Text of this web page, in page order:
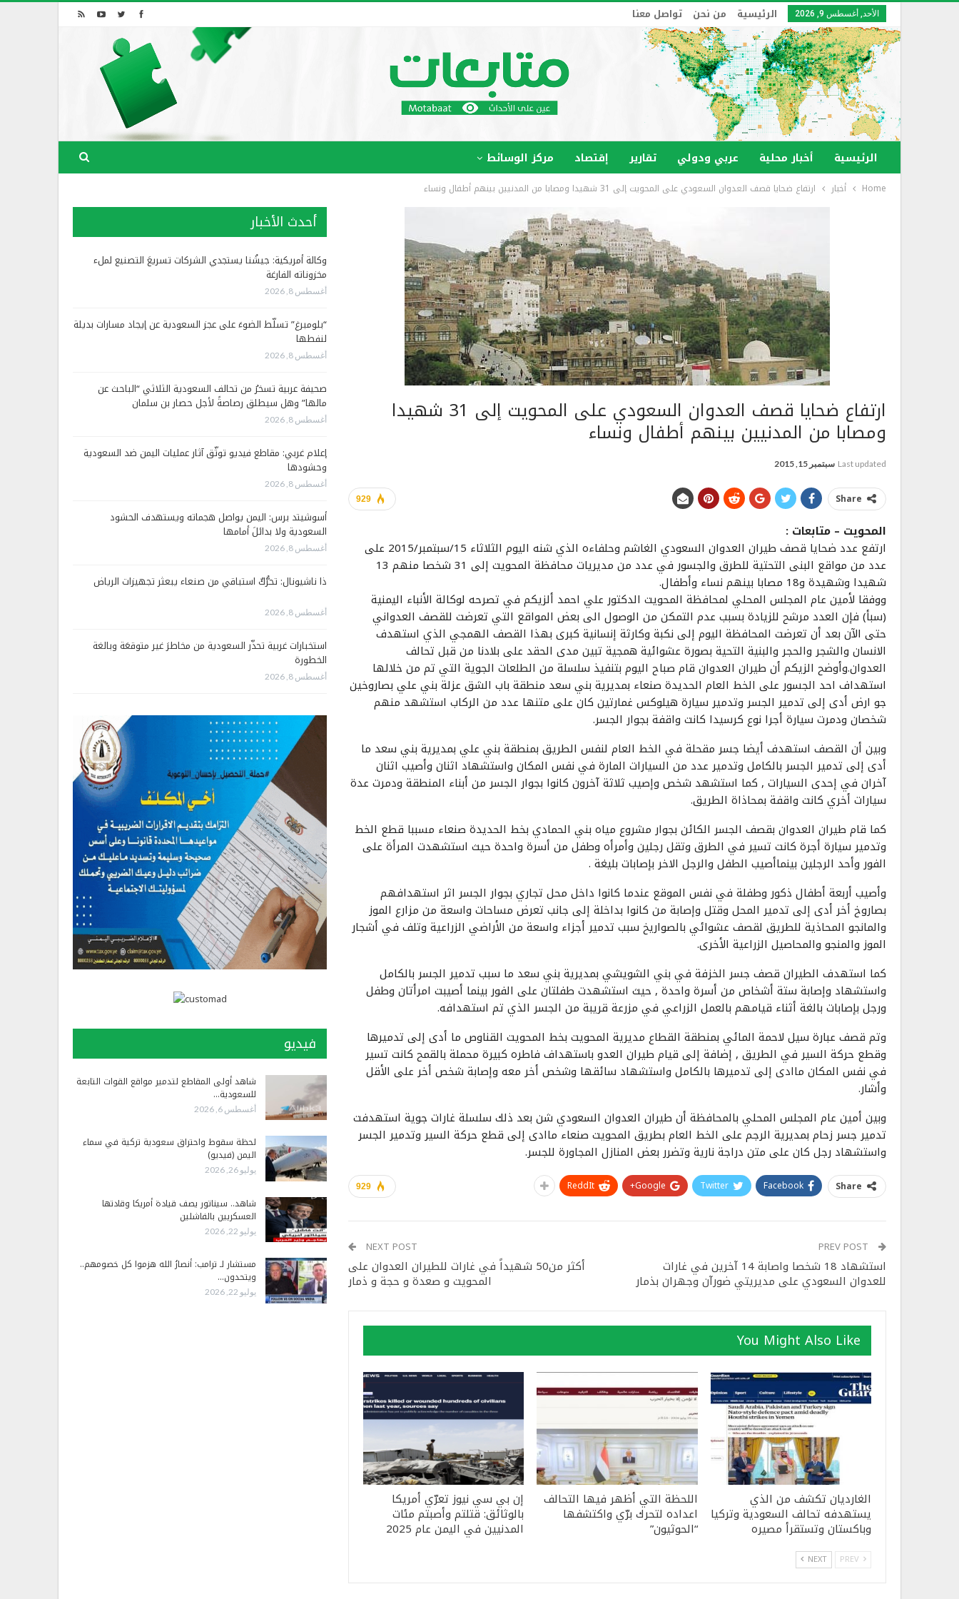
الأحد, أغسطس 9, 2026 الرئيسية من نحن تواصل معنا
الرئيسية أخبار محلية عربي ودولي تقارير إقتصاد مركز الوسائط
Home أخبار ارتفاع ضحايا قصف العدوان السعودي على المحويت إلى 31 شهيدا ومصابا من المدنيين بينهم أطفال ونساء
ارتفاع ضحايا قصف العدوان السعودي على المحويت إلى 31 شهيدا
ومصابا من المدنيين بينهم أطفال ونساء
Last updated سبتمبر 15, 2015
929 Share
المحويت – متابعات :
ارتفع عدد ضحايا قصف طيران العدوان السعودي الغاشم وحلفاءه الذي شنه اليوم الثلاثاء 15/سبتمبر/2015 على
عدد من مواقع البنى التحتية للطرق والجسور في عدد من مديريات محافظة المحويت إلى 31 شخصا منهم 13
شهيدا وشهيدة و18 مصابا بينهم نساء وأطفال.
ووفقا لأمين عام المجلس المحلي لمحافظة المحويت الدكتور علي احمد ألزيكم في تصرحه لوكالة الأنباء اليمنية
(سبأ) فإن العدد مرشح للزيادة بسبب عدم التمكن من الوصول الى بعض المواقع التي تعرضت للقصف العدواني
حتى الآن بعد أن تعرضت المحافظة اليوم إلى نكبة وكارثة إنسانية كبرى بهذا القصف الهمجي الذي استهدف
الانسان والشجر والحجر والبنية التحية بصورة عشوائية همجية تبين مدى الحقد على بلادنا من قبل تحالف
العدوان.وأوضح الزيكم أن طيران العدوان قام صباح اليوم بتنفيذ سلسلة من الطلعات الجوية التي تم من خلالها
استهداف احد الجسور على الخط العام الحديدة صنعاء بمديرية بني سعد منطقة باب الشق عزلة بني علي بصاروخين
جو ارض أدى إلى تدمير الجسر وتدمير سيارة هيلوكس غمارتين كان على متنها عدد من الركاب استشهد منهم
شخصان ودمرت سيارة أجرا نوع كرسيدا كانت واقفة بجوار الجسر.
وبين أن القصف استهدف أيضا جسر مقحلة في الخط العام لنفس الطريق بمنطقة بني علي بمديرية بني سعد ما
أدى إلى تدمير الجسر بالكامل وتدمير عدد من السيارات المارة في نفس المكان واستشهاد اثنان وأصيب اثنان
آخران في إحدى السيارات , كما استشهد شخص وإصيب ثلاثة آخرون كانوا بجوار الجسر من أبناء المنطقة ودمرت عدة
سيارات أخري كانت واقفة بمحاذاة الطريق.
كما قام طيران العدوان بقصف الجسر الكائن بجوار مشروع مياه بني الحمادي بخط الحديدة صنعاء مسببا قطع الخط
وتدمير سيارة أجرة كانت تسير في الطرق وتقل رجلين وأمرأه وطفل من أسرة واحدة حيث استشهدت المرأة على
الفور وأحد الرجلين بينماأصيب الطفل والرجل الاخر بإصابات بليغة .
وأصيب أربعة أطفال ذكور وطفلة في نفس الموقع عندما كانوا داخل محل تجاري بجوار الجسر اثر استهدافهم
بصاروخ أخر أدى إلى تدمير المحل وقتل وإصابة من كانوا بداخلة إلى جانب تعرض مساحات واسعة من مزارع الموز
والمانجو المحاذية للطريق لقصف عشوائي بالصواريخ سبب تدمير أجزاء واسعة من الأراضي الزراعية وتلف في أشجار
الموز والمنجو والمحاصيل الزراعية الأخرى.
كما استهدف الطيران قصف جسر الخزفة في بني الشويشي بمديرية بني سعد ما سبب تدمير الجسر بالكامل
واستشهاد وإصابة ستة أشخاص من أسرة واحدة , حيث استشهدت طفلتان على الفور بينما أصيبت امرأتان وطفل
ورجل بإصابات بالغة أثناء قيامهم بالعمل الزراعي في مزرعة قريبة من الجسر الذي تم استهدافه.
وتم قصف عبارة سيل لاحمة المائي بمنطقة القطاع مديرية المحويت بخط المحويت القناوص ما أدى إلى تدميرها
وقطع حركة السير في الطريق , إضافة إلى قيام طيران العدو باستهداف فاطره كبيرة محملة بالقمح كانت تسير
في نفس المكان ماادى إلى تدميرها بالكامل واستشهاد سائقها وشخص أخر معه وإصابة شخص أخر على الأقل
وأشار.
وبين أمين عام المجلس المحلي بالمحافظة أن طيران العدوان السعودي شن بعد ذلك سلسلة غارات جوية استهدفت
تدمير جسر زحام بمديرية الرجم على الخط العام بطريق المحويت صنعاء ماادى إلى قطع حركة السير وتدمير الجسر
واستشهاد رجل كان على متن دراجة نارية وتضرر بعض المنازل المجاورة للجسر.
929 Share
Facebook
Twitter
Google+
ReddIt
استشهاد 18 شخصا واصابة 14 آخرين في غارات
للعدوان السعودي على مديريتي ضورآن وجهران بذمار
NEXT POST
أكثر من50 شهيداً في غارات للطيران العدوان على
المحويت و صعدة و حجة و ذمار
You Might Also Like
الغارديان تكشف من الذي
يستهدفه تحالف السعودية وتركيا
وباكستان وتستقرأ مصيره
اللحظة التي أظهر فيها التحالف
اعداده لتحرك برّي واكتشفها
“الحوثيون”
إن بي سي نيوز تعرّي أمريكا
بالوثائق: قتلتم وأصبتم مئات
المدنيين في اليمن عام 2025
NEXT
أحدث الأخبار
وكالة أمريكية: جيشُنا يستجدي الشركات تسريعَ التصنيع لملء
مخزوناته الفارغة
أغسطس 8, 2026
“بلومبرغ” تسلّط الضوءَ على عجز السعودية عن إيجاد مسارات بديلة
لنفطها
أغسطس 8, 2026
صحيفة عربية تسخرُ من تحالف السعودية الثلاثي “الباحث عن
مالها” وهل سيطلق رصاصةً لأجل حصار بن سلمان
أغسطس 8, 2026
إعلام غربي: مقاطع فيديو توثّق آثار عمليات اليمن ضد السعودية
وحشودها
أغسطس 8, 2026
أسوشيتد برس: اليمن يواصل هجماته ويستهدف الحشود
السعودية ولا بدائلَ أمامها
أغسطس 8, 2026
ذا ناشيونال: تحرُّكٌ استباقي من صنعاء يبعثر تجهيزات الرياض
أغسطس 8, 2026
استخبارات غربية تحذّر السعودية من مخاطرَ غير متوقعَة وبالغة
الخطورة
أغسطس 8, 2026
فيديو
شاهد أولى المقاطع لتدمير مواقع القوات التابعة
للسعودية…
أغسطس 6, 2026
لحظة سقوط واحتراق سعودية تركية في سماء
اليمن (فيديو)
يوليو 26, 2026
شاهد.. سيناتور يصف قيادة أمريكا وقادتها
العسكريين بالفاشلين
يوليو 22, 2026
مستشار لـ ترامب: أنصارُ الله هزموا كل خصومهم..
ويتحدون…
يوليو 22, 2026